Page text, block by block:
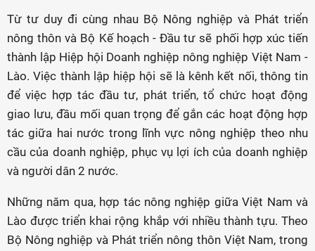
Từ tư duy đi cùng nhau Bộ Nông nghiệp và Phát triển
nông thôn và Bộ Kế hoạch - Đầu tư sẽ phối hợp xúc tiến
thành lập Hiệp hội Doanh nghiệp nông nghiệp Việt Nam -
Lào. Việc thành lập hiệp hội sẽ là kênh kết nối, thông tin
để việc hợp tác đầu tư, phát triển, tổ chức hoạt động
giao lưu, đầu mối quan trọng để gắn các hoạt động hợp
tác giữa hai nước trong lĩnh vực nông nghiệp theo nhu
cầu của doanh nghiệp, phục vụ lợi ích của doanh nghiệp
và người dân 2 nước.
Những năm qua, hợp tác nông nghiệp giữa Việt Nam và
Lào được triển khai rộng khắp với nhiều thành tựu. Theo
Bộ Nông nghiệp và Phát triển nông thôn Việt Nam, trong